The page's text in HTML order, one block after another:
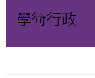
學術行政